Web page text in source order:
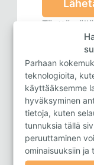
Parhaan
teknologioita,
käyttääksemme
hyväksyminen
tietoja, kuten
tunnuksia tällä
peruuttaminen
ominaisuuksiin ja